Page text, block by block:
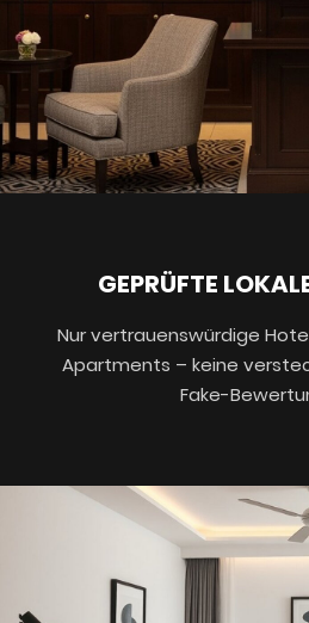
GEPRÜFTE
Nur vertrauenswürdige
Apartments – keine
Fake-